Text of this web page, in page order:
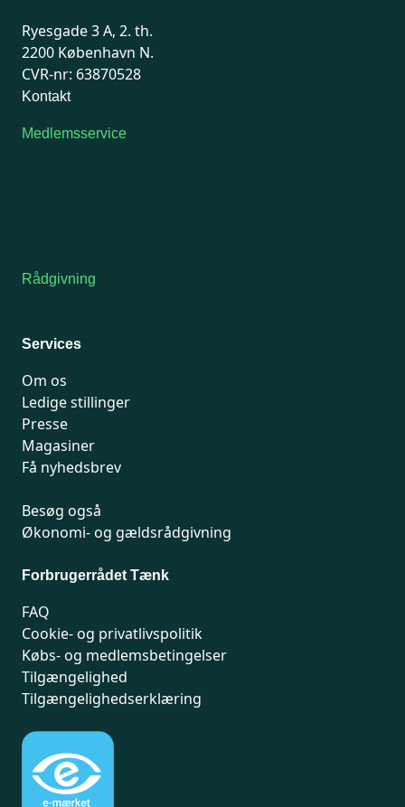
Ryesgade 3 A, 2. th.
2200 København N.
CVR-nr: 63870528
Kontakt
Medlemsservice
Rådgivning
Services
Om os
Ledige stillinger
Presse
Magasiner
Få nyhedsbrev
Besøg også
Økonomi- og gældsrådgivning
Forbrugerrådet Tænk
FAQ
Cookie- og privatlivspolitik
Købs- og medlemsbetingelser
Tilgængelighed
Tilgængelighedserklæring